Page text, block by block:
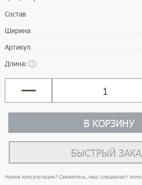
Состав
Ширина
Артикул
Длина:
В КОРЗИНУ
БЫСТРЫЙ
Нужна консультация? Свяжитесь, наш специалист